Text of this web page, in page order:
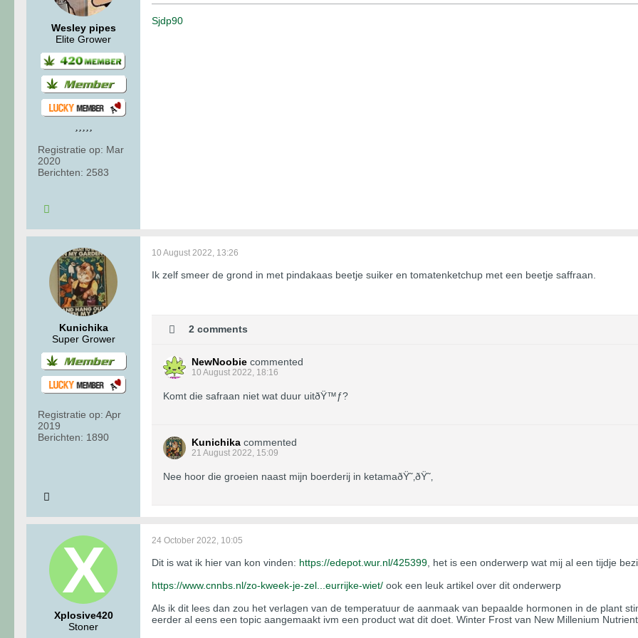
Wesley pipes
Elite Grower
Registratie op: Mar
2020
Berichten: 2583
Sjdp90
Kunichika
Super Grower
Registratie op: Apr
2019
Berichten: 1890
10 August 2022, 13:26
Ik zelf smeer de grond in met pindakaas beetje suiker en tomatenketchup met een beetje saffraan.
2 comments
NewNoobie commented
10 August 2022, 18:16
Komt die safraan niet wat duur uitðŸ™ƒ?
Kunichika commented
21 August 2022, 15:09
Nee hoor die groeien naast mijn boerderij in ketamaðŸ˜‚ðŸ˜‚
Xplosive420
Stoner
24 October 2022, 10:05
Dit is wat ik hier van kon vinden: https://edepot.wur.nl/425399 , het is een onderwerp wat mij al een tijdje
https://www.cnnbs.nl/zo-kweek-je-zel...eurrijke-wiet/ ook een leuk artikel over dit onderwerp
Als ik dit lees dan zou het verlagen van de temperatuur de aanmaak van bepaalde hormonen in de plant
eerder al eens een topic aangemaakt ivm een product wat dit doet. Winter Frost van New Millenium